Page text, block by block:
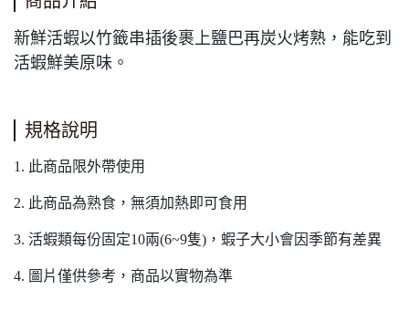
新鮮活蝦以竹籤串插後裹上鹽巴再炭火烤熟，能吃到
活蝦鮮美原味。
規格說明
1. 此商品限外帶使用
2. 此商品為熟食，無須加熱即可食用
3. 活蝦類每份固定10兩(6~9隻)，蝦子大小會因季節有差異
4. 圖片僅供參考，商品以實物為準